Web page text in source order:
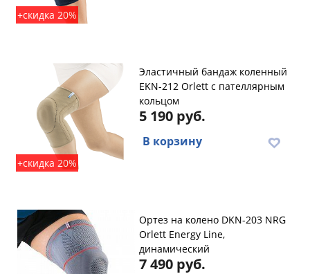
+скидка 20%
+скидка 20%
Эластичный бандаж коленный
EKN-212 Orlett с пателлярным
кольцом
5 190 руб.
В корзину
Ортез на колено DKN-203 NRG
Orlett Energy Line,
динамический
7 490 руб.